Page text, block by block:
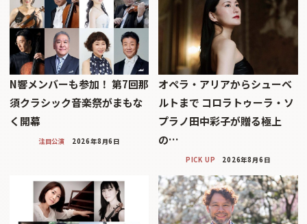
N響メンバーも参加！ 第7回那
須クラシック音楽祭がまもな
く開幕
注目公演 2026年8月6日
オペラ・アリアからシューベ
ルトまで コロラトゥーラ・ソ
プラノ田中彩子が贈る極上
の…
PICK UP 2026年8月6日